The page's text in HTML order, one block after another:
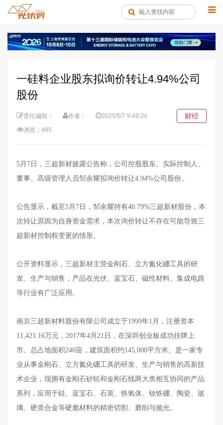
一硅料企业股东拟询价转让4.94%公司
股份
责任编辑： 作者：
2025/5/7 9:49:24
浏览：485
财经
5月7日，三超新材披露公告称，公司控股股东、实际控制人、
董事、高级管理人员邹余耀拟询价转让4.94%公司股份。
公告显示，截至5月7日，邹余耀持有40.79%三超新材股份，本
次转让原因为自身资金需求，本次询价转让不存在可能导致三
超新材控制权变更的情形。
公开资料显示，三超新材主营金刚石、立方氮化硼工具的研
发、生产与销售，产品在光伏、蓝宝石、磁性材料、集成电路
等行业有广泛应用。
南京三超新材料股份有限公司成立于1999年1月，注册资本
11,421.16万元，2017年4月21日，在深圳创业板成功挂牌上
市。总占地面积240亩，建筑面积约145,000平方米。是一家专
业从事金刚石、立方氮化硼工具的研发、生产与销售的高新技
术企业，现拥有金刚石砂轮和金刚石线两大类相互协同的产品
系列，应用于硅、蓝宝石、石英、铁氧体、钕铁硼、陶瓷、玻
璃、硬质合金等硬脆材料的精密切割、磨削与抛光。